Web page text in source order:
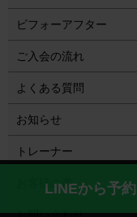
LINEから予約
ビフォーアフター
ご入会の流れ
よくある質問
お知らせ
トレーナー
お客様の声
お問い合わせ